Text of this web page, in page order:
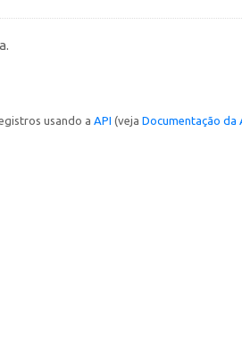
usando a API (veja Documentação da